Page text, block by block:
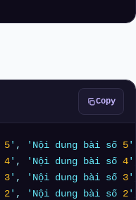
Copy
5 ' , 'Nội dung bài số 5 '
4 ' , 'Nội dung bài số 4 '
3 ' , 'Nội dung bài số 3 '
2 ' , 'Nội dung bài số 2 '